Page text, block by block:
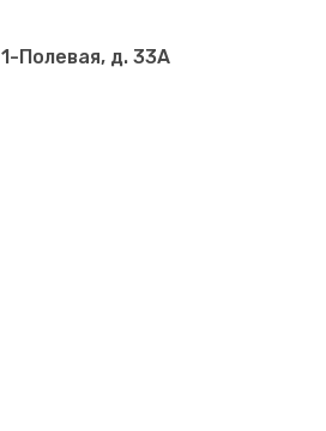
Полевая, д. 33А